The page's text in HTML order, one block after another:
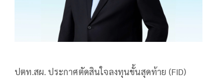
ปตท.สผ. ประกาศตัดสินใจลงทุนขั้นสุดท้าย (FID)